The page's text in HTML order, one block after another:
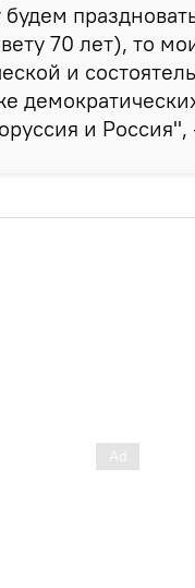
70 лет), то
и
и